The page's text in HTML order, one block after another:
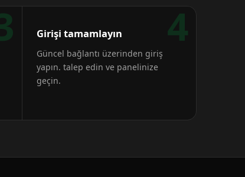
4
Girişi tamamlayın
Güncel bağlantı üzerinden giriş
yapın. talep edin ve panelinize
geçin.